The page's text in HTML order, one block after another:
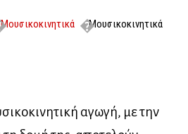
Μουσικοκινητικά
Μουσικοκινητικά
[ Βιβλίο+CD ]
αγωγή, με την